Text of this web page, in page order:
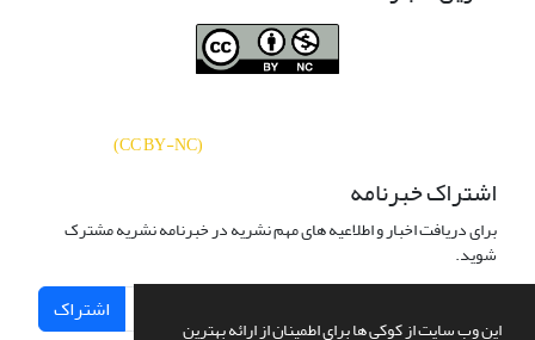
این وب سایت از کوکی ها برای اطمینان از ارائه بهترین
(
CC BY-NC
)
اشتراک خبرنامه
برای دریافت اخبار و اطلاعیه های مهم نشریه در خبرنامه نشریه مشترک
شوید.
اشتراک